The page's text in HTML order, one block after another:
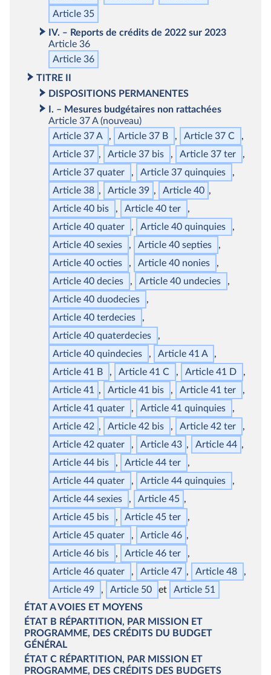
Article 35
IV. ‒ Reports de crédits de 2022 sur 2023
Article 36
Article 36
TITRE II
DISPOSITIONS PERMANENTES
I. – Mesures budgétaires non rattachées
Article 37 A(nouveau)
Article 37 A
Article 37 B
Article 37 C
Article 37
Article 37 bis Article 37 ter
Article 37 quater Article 37 quinquies
Article 38
Article 39
Article 40
Article 40 bis Article 40 ter
Article 40 quater Article 40 quinquies
Article 40 sexies Article 40 septies
Article 40 octies Article 40 nonies
Article 40 decies Article 40 undecies
Article 40 duodecies
Article 40 terdecies
Article 40 quaterdecies
Article 40 quindecies
Article 41 A
Article 41 B
Article 41 C
Article 41 D
Article 41
Article 41 bis Article 41 ter
Article 41 quater Article 41 quinquies
Article 42
Article 42 bis Article 42 ter
Article 42 quater Article 43
Article 44
Article 44 bis Article 44 ter
Article 44 quater Article 44 quinquies
Article 44 sexies
Article 45
Article 45 bis Article 45 ter
Article 45 quater
Article 46
Article 46 bis Article 46 ter
Article 46 quater Article 47
Article 48
Article 49
Article 50
Article 51
ÉTATAVOIES ET MOYENS
ÉTAT B RÉPARTITION, PAR MISSION ET
PROGRAMME, DES CRÉDITS DU BUDGET
GÉNÉRAL
ÉTAT C RÉPARTITION, PAR MISSION ET
PROGRAMME, DES CRÉDITS DES BUDGETS